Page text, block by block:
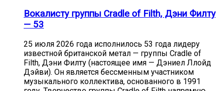
Вокалисту группы Cradle of Filth, Дэни Филту
— 53
25 июля 2026 года исполнилось 53 года лидеру
известной британской метал — группы Cradle of
Filth, Дэни Филту (настоящее имя — Дэниел Ллойд
Дэйви). Он является бессменным участником
музыкального коллектива, основанного в 1991